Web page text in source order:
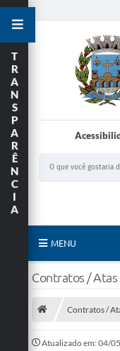
MENU
Principal
T
R
A
N
S
P
A
R
Ê
N
C
I
A
Contratos /
Contratos /
Atualizado em: 04/